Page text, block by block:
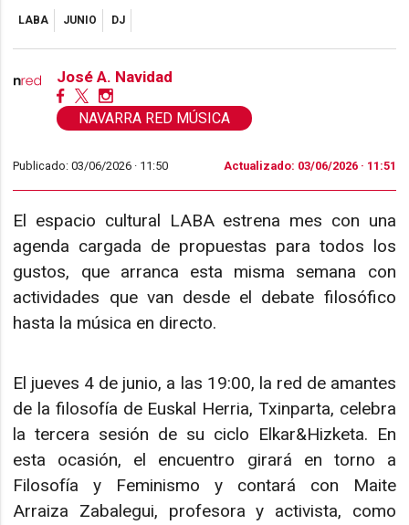
LABA JUNIO DJ
José A. Navidad
NAVARRA RED MÚSICA
Publicado: 03/06/2026 · 11:50 Actualizado: 03/06/2026 · 11:51
El espacio cultural LABA estrena mes con una
agenda cargada de propuestas para todos los
gustos, que arranca esta misma semana con
actividades que van desde el debate filosófico
hasta la música en directo.
El jueves 4 de junio, a las 19:00, la red de amantes
de la filosofía de Euskal Herria, Txinparta, celebra
la tercera sesión de su ciclo Elkar&Hizketa. En
esta ocasión, el encuentro girará en torno a
Filosofía y Feminismo y contará con Maite
Arraiza Zabalegui, profesora y activista, como